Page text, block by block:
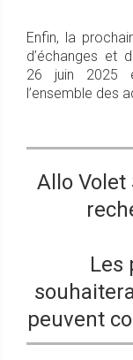
Enfin, la
d’échanges et
26 juin 2025
l’ensemble des
Allo Volet
Les
peuvent